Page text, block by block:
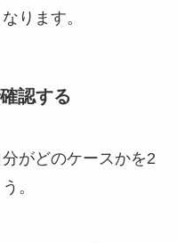
ります。
認する
がどのケースかを2
。